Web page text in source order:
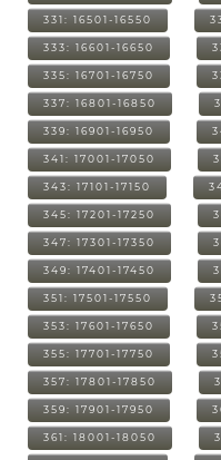
331: 16501-16550
333: 16601-16650
335: 16701-16750
337: 16801-16850
339: 16901-16950
341: 17001-17050
343: 17101-17150
345: 17201-17250
347: 17301-17350
349: 17401-17450
351: 17501-17550
353: 17601-17650
355: 17701-17750
357: 17801-17850
359: 17901-17950
361: 18001-18050